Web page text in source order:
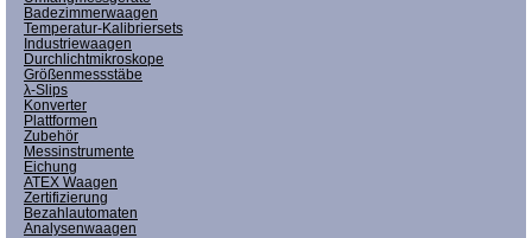
Badezimmerwaagen
Temperatur-Kalibriersets
Industriewaagen
Durchlichtmikroskope
Größenmessstäbe
λ-Slips
Konverter
Plattformen
Zubehör
Messinstrumente
Eichung
ATEX Waagen
Zertifizierung
Bezahlautomaten
Analysenwaagen